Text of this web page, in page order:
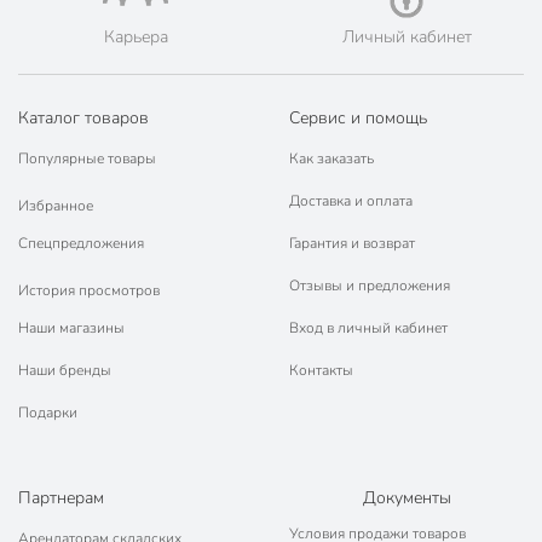
для ванной и
туалетной
комнаты
помещений
Особенности
упаковка
устранение
неприятных
Аромат
роза
Карьера Личный кабинет
Каталог товаров
Популярные товары
Избранное
Спецпредложения
История просмотров
Наши магазины
Наши бренды
Подарки
Сервис и помощь
Как заказать
Доставка и оплата
Гарантия и возврат
Отзывы и предложения
Вход в личный кабинет
Контакты
Партнерам Документы
Условия продажи товаров